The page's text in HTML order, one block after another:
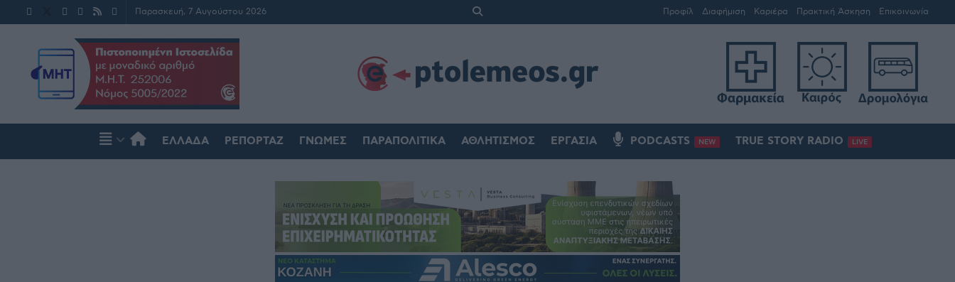
Παρασκευή, 7 Αυγούστου 2026 Προφίλ Διαφήμιση Καριέρα Πρακτική Άσκηση Επικοινωνία
ΕΛΛΆΔΑ ΡΕΠΟΡΤΆΖ ΓΝΏΜΕΣ ΠΑΡΑΠΟΛΙΤΙΚΆ ΑΘΛΗΤΙΣΜΌΣ ΕΡΓΑΣΊΑ PODCASTS NEW TRUE STORY RADIO LIVE